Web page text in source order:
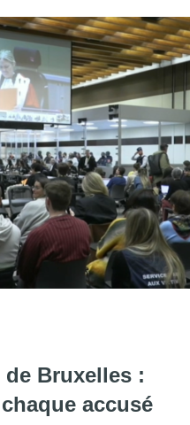
une majorité de
Bruxelles :
accusé